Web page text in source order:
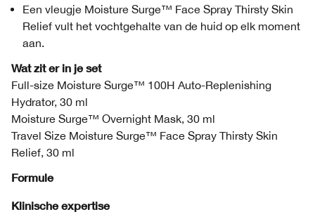
Een vleugje Moisture Surge™ Face Spray Thirsty Skin
Relief vult het vochtgehalte van de huid op elk moment
aan.
Wat zit er in je set
Full-size Moisture Surge™ 100H Auto-Replenishing
Hydrator, 30 ml
Moisture Surge™ Overnight Mask, 30 ml
Travel Size Moisture Surge™ Face Spray Thirsty Skin
Relief, 30 ml
Formule
Klinische expertise